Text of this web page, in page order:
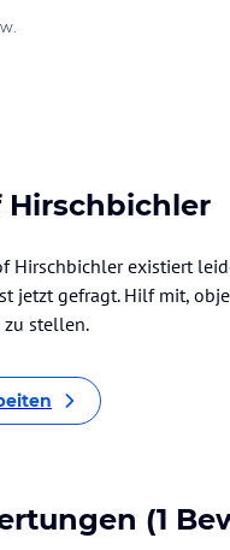
Hirschbichler
Hirschbichler existiert
jetzt gefragt. Hilf mit,
zu stellen.
(1